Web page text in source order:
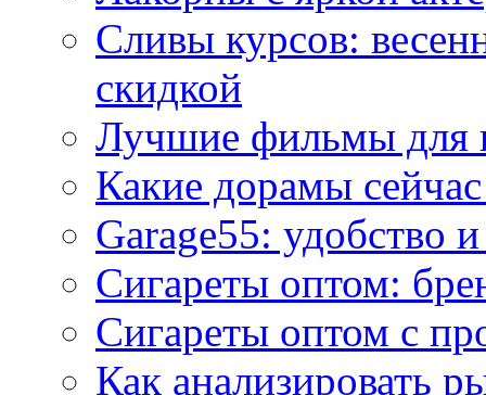
Сливы курсов:
скидкой
Лучшие фильмы для
Какие дорамы
Garage55: удобство
Сигареты оптом:
Сигареты оптом с
Как анализировать